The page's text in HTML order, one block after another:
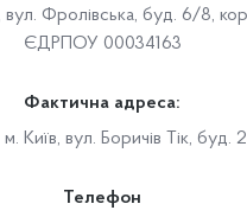
вул. Фролівська, буд. 6/8,
ЄДРПОУ 00034163
Фактична адреса:
Київ, вул. Боричів Тік, буд.
Телефон